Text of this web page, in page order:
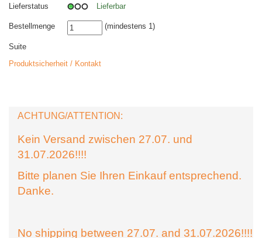
Lieferstatus
Lieferbar
Bestellmenge (mindestens 1)
Suite
Produktsicherheit / Kontakt
ACHTUNG/ATTENTION:
Kein Versand zwischen 27.07. und
31.07.2026!!!!
Bitte planen Sie Ihren Einkauf entsprechend.
Danke.
No shipping between 27.07. and 31.07.2026!!!!